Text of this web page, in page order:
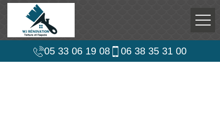
05 33 06 19 08 06 38 35 31 00